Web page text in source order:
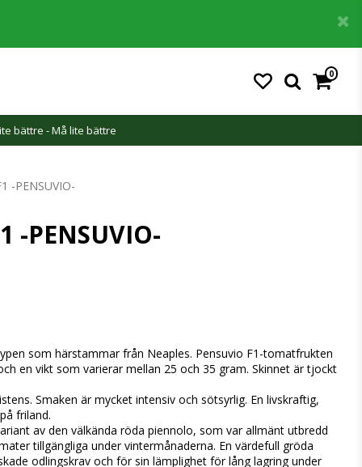
0
bättre - Må lite bättre
-PENSUVIO-
-PENSUVIO-
som härstammar från Neaples. Pensuvio F1-tomatfrukten
en vikt som varierar mellan 25 och 35 gram. Skinnet är tjockt
Smaken är mycket intensiv och sötsyrlig. En livskraftig,
friland.
av den välkända röda piennolo, som var allmänt utbredd
tillgängliga under vintermånaderna. En värdefull gröda
odlingskrav och för sin lämplighet för lång lagring under